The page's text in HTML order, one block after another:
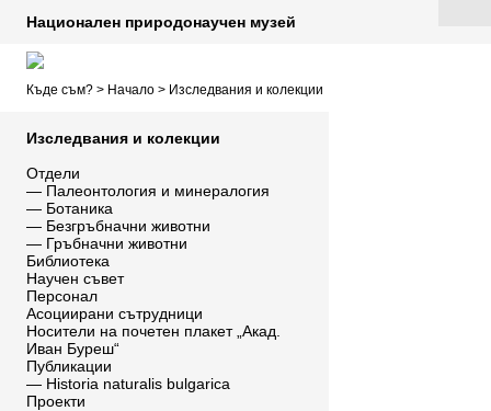
Национален природонаучен музей
Къде съм? > Начало > Изследвания и колекции
Изследвания и колекции
Отдели
— Палеонтология и минералогия
— Ботаника
— Безгръбначни животни
— Гръбначни животни
Библиотека
Научен съвет
Персонал
Асоциирани сътрудници
Носители на почетен плакет „Акад.
Иван Буреш“
Публикации
— Historia naturalis bulgarica
Проекти